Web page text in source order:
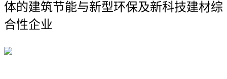
体的建筑节能与新型环保及新科技建材综
合性企业